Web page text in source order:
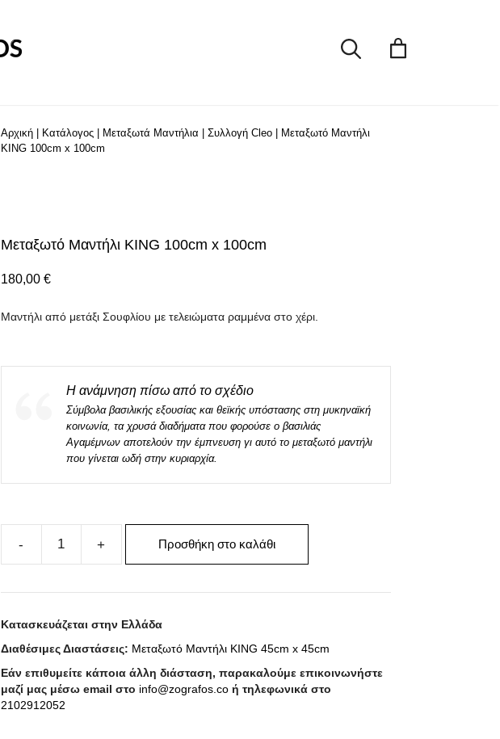
Αρχική| Κατάλογος| Μεταξωτά Μαντήλια Συλλογή Cleo|
Μεταξωτό Μαντήλι
KING 100cm x 100cm
Μεταξωτό Μαντήλι KING 100cm x 100cm
180,00 €
Μαντήλι από μετάξι Σουφλίου με τελειώματα ραμμένα στο χέρι.
Η ανάμνηση πίσω από το σχέδιο
Σύμβολα βασιλικής εξουσίας και θεϊκής υπόστασης στη μυκηναϊκή
κοινωνία, τα χρυσά διαδήματα που φορούσε ο βασιλιάς
Αγαμέμνων αποτελούν την έμπνευση γι αυτό το μεταξωτό μαντήλι
που γίνεται ωδή στην κυριαρχία.
Μεταξωτό
KING
100cm
ποσότητα
Προσθήκη στο καλάθι
Κατασκευάζεται στην Ελλάδα
Διαθέσιμες Διαστάσεις: Μεταξωτό Μαντήλι KING 45cm x 45cm
Εάν επιθυμείτε κάποια άλλη διάσταση, παρακαλούμε επικοινωνήστε
μαζί μας μέσω email στο info@zografos.coή τηλεφωνικά στο
2102912052